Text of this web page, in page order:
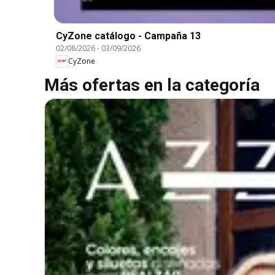
CyZone catálogo - Campaña 13
02/08/2026- 03/09/2026
CyZone
Más ofertas en la categoría